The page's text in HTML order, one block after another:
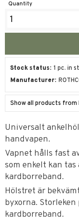
Quantity
Stock status 1 pc. in
Manufacturer
Show all products from
Universalt
handvapen.
Vapnet hålls fast
som enkelt kan tas
kardborreband.
Hölstret är
byxorna.
kardborreband.